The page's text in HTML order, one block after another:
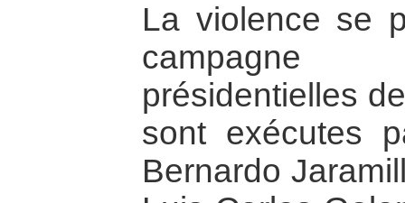
La violence se
présidentielles
sont exécutes
Bernardo